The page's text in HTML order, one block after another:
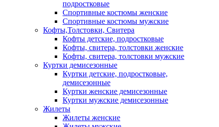
подростковые
Спортивные костюмы женские
Спортивные костюмы мужские
Кофты,Толстовки, Свитера
Кофты детские, подростковые
Кофты, свитера, толстовки женские
Кофты, свитера, толстовки мужские
Куртки демисезонные
Куртки детские, подростковые,
демисезонные
Куртки женские демисезонные
Куртки мужские демисезонные
Жилеты
Жилеты женские